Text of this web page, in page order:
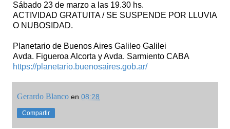
Sábado 23 de marzo a las 19.30 hs.
ACTIVIDAD GRATUITA / SE SUSPENDE POR LLUVIA
O NUBOSIDAD.
Planetario de Buenos Aires Galileo Galilei
Avda. Figueroa Alcorta y Avda. Sarmiento CABA
https://planetario.buenosaires.gob.ar/
Gerardo Blanco en 08:28
Compartir